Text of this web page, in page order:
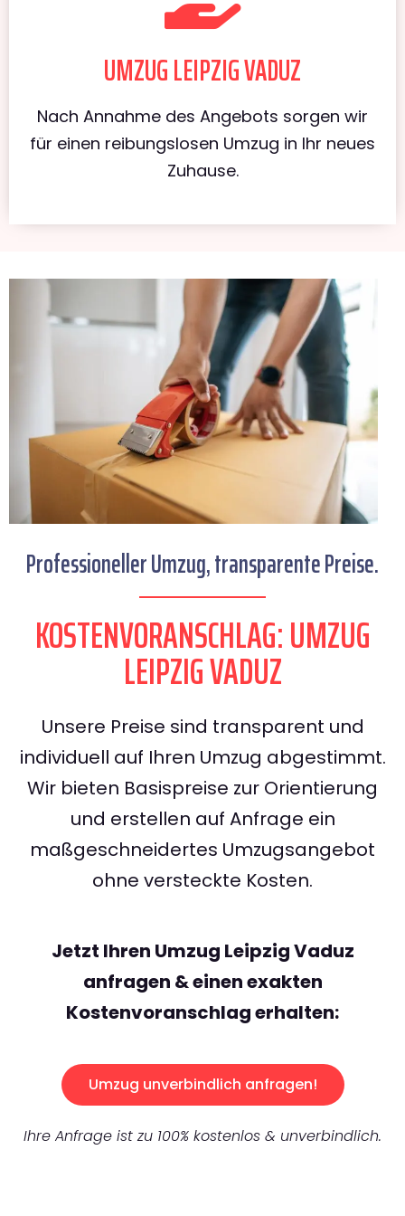
UMZUG LEIPZIG VADUZ
Nach Annahme des Angebots sorgen wir
für einen reibungslosen Umzug in Ihr neues
Zuhause.
Professioneller Umzug, transparente Preise.
KOSTENVORANSCHLAG: UMZUG
LEIPZIG VADUZ
Unsere Preise sind transparent und
individuell auf Ihren Umzug abgestimmt.
Wir bieten Basispreise zur Orientierung
und erstellen auf Anfrage ein
maßgeschneidertes Umzugsangebot
ohne versteckte Kosten.
Jetzt Ihren Umzug Leipzig Vaduz
anfragen & einen exakten
Kostenvoranschlag erhalten:
Umzug unverbindlich anfragen!
Ihre Anfrage ist zu 100% kostenlos & unverbindlich.